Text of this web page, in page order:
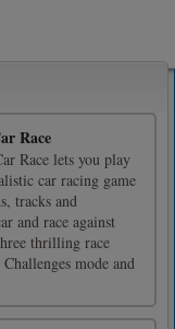
Race
Race lets you play
car racing game
tracks and
and race against
thrilling race
mode and